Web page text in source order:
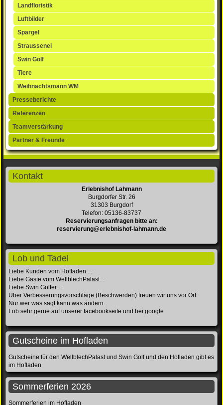
Landfloristik
Luftbilder
Spargel
Straussenei
Swin Golf
Tiere
Weihnachtsmann WM
Presseberichte
Referenzen
Teamverstärkung
Partner & Freunde
Kontakt
Erlebnishof Lahmann
Burgdorfer Str. 26
31303 Burgdorf
Telefon: 05136-83737
Reservierungsanfragen bitte an:
reservierung@erlebnishof-lahmann.de
Lob und Tadel
Liebe Kunden vom Hofladen.....
Liebe Gäste vom WellblechPalast....
Liebe Swin Golfer....
Über Verbesserungsvorschläge (Beschwerden) freuen wir uns vor Ort.
Nur wer was sagt kann was ändern.
Lob sehr gerne auf unserer facebookseite und bei google
Gutscheine im Hofladen
Gutscheine für den WellblechPalast und Swin Golf und den Hofladen gibt es
im Hofladen
Sommerferien 2026
Sommerferien im Hofladen